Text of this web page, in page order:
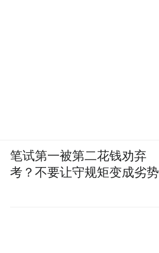
笔试第一被第二花钱劝弃
考？不要让守规矩变成劣势